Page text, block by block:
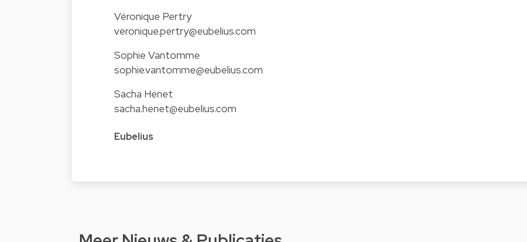
Véronique Pertry
veronique.pertry@eubelius.com
Sophie Vantomme
sophie.vantomme@eubelius.com
Sacha Henet
sacha.henet@eubelius.com
Eubelius